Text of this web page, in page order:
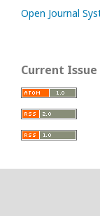
Open Journal
Current Issue